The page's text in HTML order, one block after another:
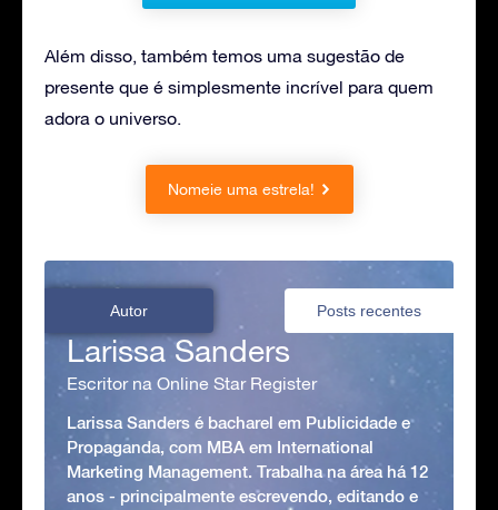
Além disso, também temos uma sugestão de
presente que é simplesmente incrível para quem
adora o universo.
Nomeie uma estrela!
Autor Posts recentes
Larissa Sanders
Escritor na Online Star Register
Larissa Sanders é bacharel em Publicidade e
Propaganda, com MBA em International
Marketing Management. Trabalha na área há 12
anos - principalmente escrevendo, editando e